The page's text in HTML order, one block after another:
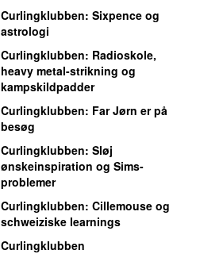
Curlingklubben: Sixpence og
astrologi
Curlingklubben: Radioskole,
heavy metal-strikning og
kampskildpadder
Curlingklubben: Far Jørn er på
besøg
Curlingklubben: Sløj
ønskeinspiration og Sims-
problemer
Curlingklubben: Cillemouse og
schweiziske learnings
Curlingklubben